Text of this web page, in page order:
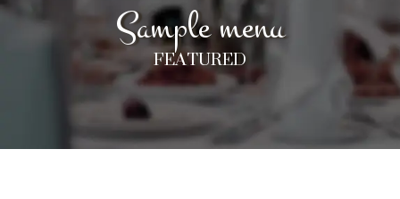
Sample menu
FEATURED